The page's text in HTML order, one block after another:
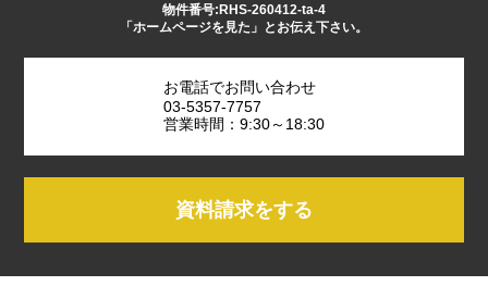
物件番号:RHS-260412-ta-4
「ホームページを見た」とお伝え下さい。
お電話でお問い合わせ
03-5357-7757
営業時間：9:30～18:30
資料請求をする